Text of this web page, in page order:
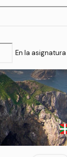
En la asignatura